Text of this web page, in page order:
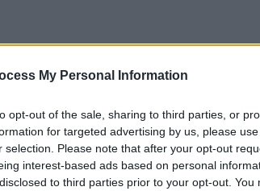
My Personal Information
opt-out of the sale, sharing to third parties, or
for targeted advertising by us, please
selection. Please note that after your opt-out
interest-based ads based on personal
to third parties prior to your opt-out.